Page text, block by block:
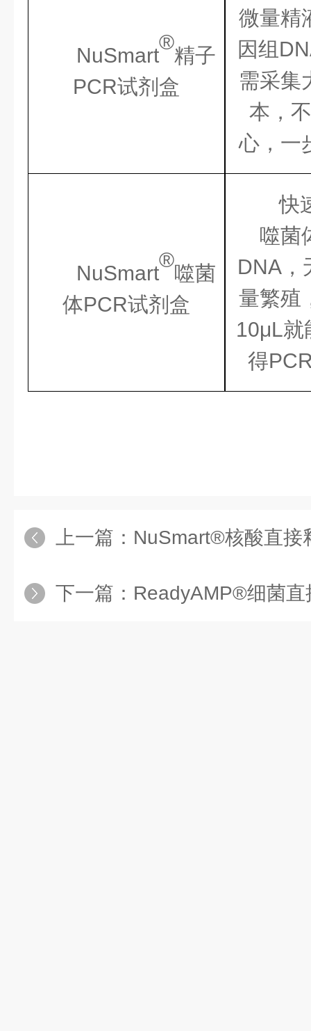
NuSmart
®
精子
PCR试剂盒
微量精
因组
需采集
本，
心，一
NuSmart
®
噬菌
体PCR试剂盒
快
噬菌
DNA，
量繁殖
10μL就
得
上一篇： NuSmart®核酸直接释放
下一篇： ReadyAMP®细菌